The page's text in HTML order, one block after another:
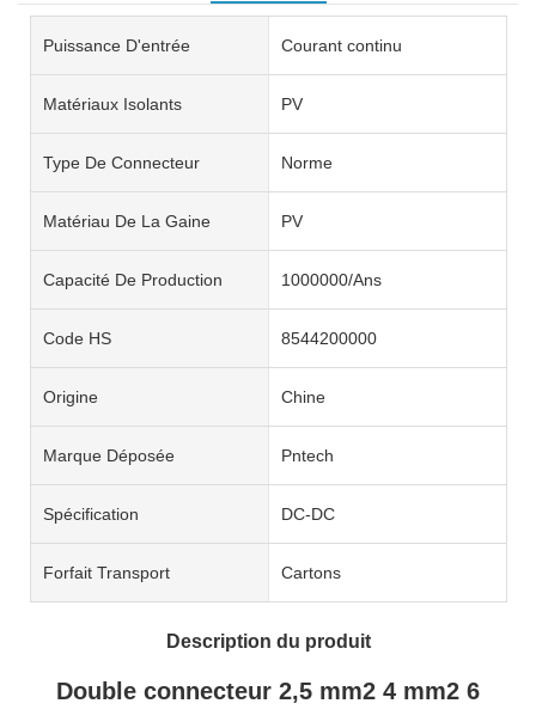
Puissance D'entrée Courant continu
Matériaux Isolants PV
Type De Connecteur Norme
Matériau De La Gaine PV
Capacité De Production 1000000/Ans
Code HS 8544200000
Origine Chine
Marque Déposée Pntech
Spécification DC-DC
Forfait Transport Cartons
Description du produit
Double connecteur 2,5 mm2 4 mm2 6